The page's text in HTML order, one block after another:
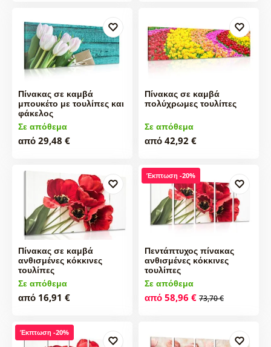
Πίνακας σε καμβά
μπουκέτο με τουλίπες και
φάκελος
Σε απόθεμα
από 29,48 €
Πίνακας σε καμβά
πολύχρωμες τουλίπες
Σε απόθεμα
από 42,92 €
Πίνακας σε καμβά
ανθισμένες κόκκινες
τουλίπες
Σε απόθεμα
από 16,91 €
Έκπτωση -20%
Πεντάπτυχος πίνακας
ανθισμένες κόκκινες
τουλίπες
Σε απόθεμα
από 58,96 € 73,70 €
Έκπτωση -20%